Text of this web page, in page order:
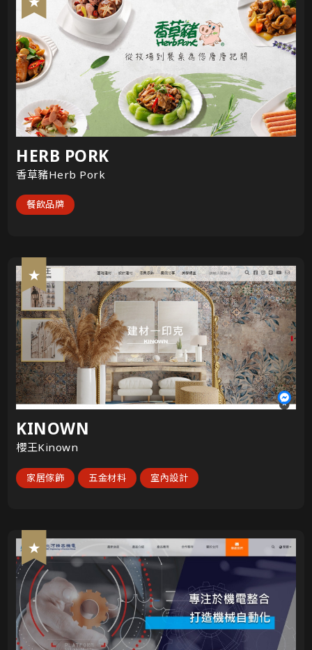
HERB PORK
香草豬Herb Pork
餐飲品牌
KINOWN
櫻王Kinown
家居傢飾 五金材料 室內設計